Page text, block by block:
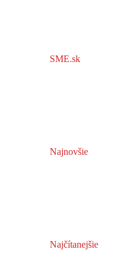
SME.sk
Najnovšie
Najčítanejšie